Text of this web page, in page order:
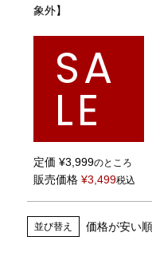
象外】
SA
LE
定価 ¥3,999のところ
販売価格 ¥3,499税込
並び替え 価格が安い順